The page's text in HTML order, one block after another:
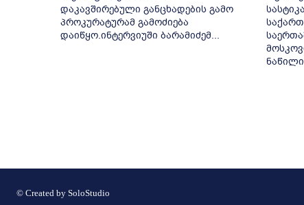
დაკავშირებული განცხადების გამო
პროკურატურამ გამოძიება
დაიწყო.ინტერვიუში ბარამიძემ...
© Created by SoloStudio